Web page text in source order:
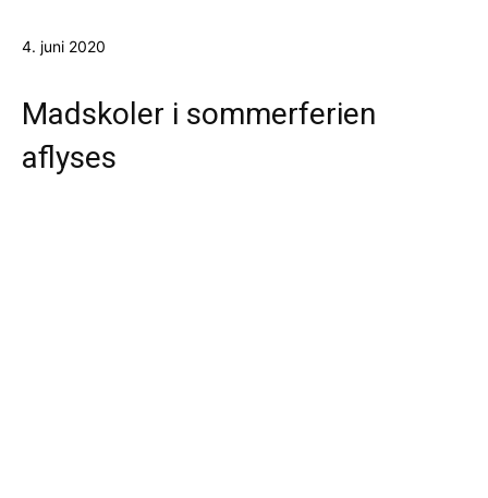
4. juni 2020
Madskoler i sommerferien
aflyses